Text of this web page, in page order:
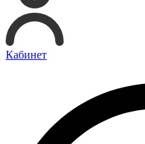
Кабинет